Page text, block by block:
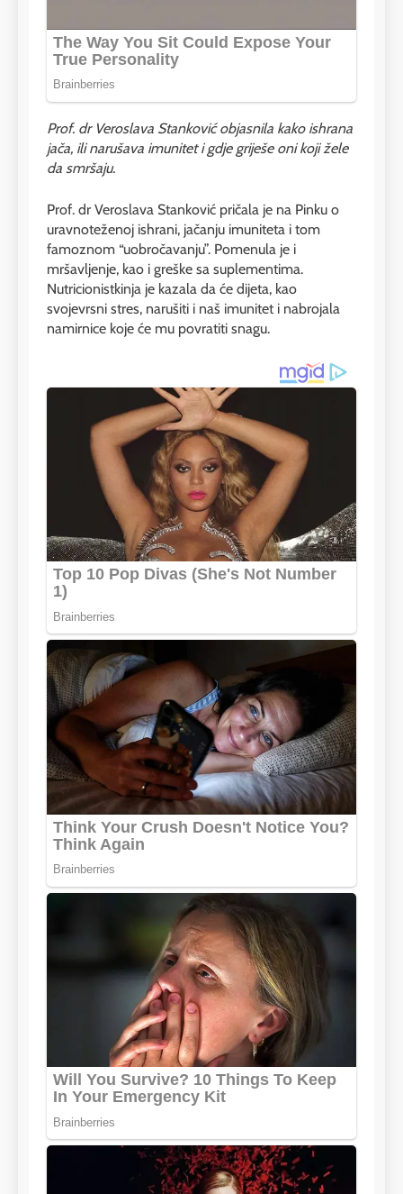
Prof. dr Veroslava Stanković objasnila kako ishrana
jača, ili narušava imunitet i gdje griješe oni koji žele
da smršaju.
Prof. dr Veroslava Stanković pričala je na Pinku o
uravnoteženoj ishrani, jačanju imuniteta i tom
famoznom “uobročavanju”. Pomenula je i
mršavljenje, kao i greške sa suplementima.
Nutricionistkinja je kazala da će dijeta, kao
svojevrsni stres, narušiti i naš imunitet i nabrojala
namirnice koje će mu povratiti snagu.